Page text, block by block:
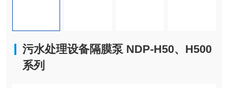
污水处理设备隔膜泵 NDP-H50、H500
系列